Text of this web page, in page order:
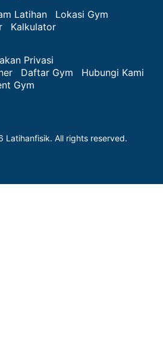
Latihan
Lokasi Gym
Kalkulator
Privasi
Daftar Gym
Hubungi Kami
Gym
All rights reserved.